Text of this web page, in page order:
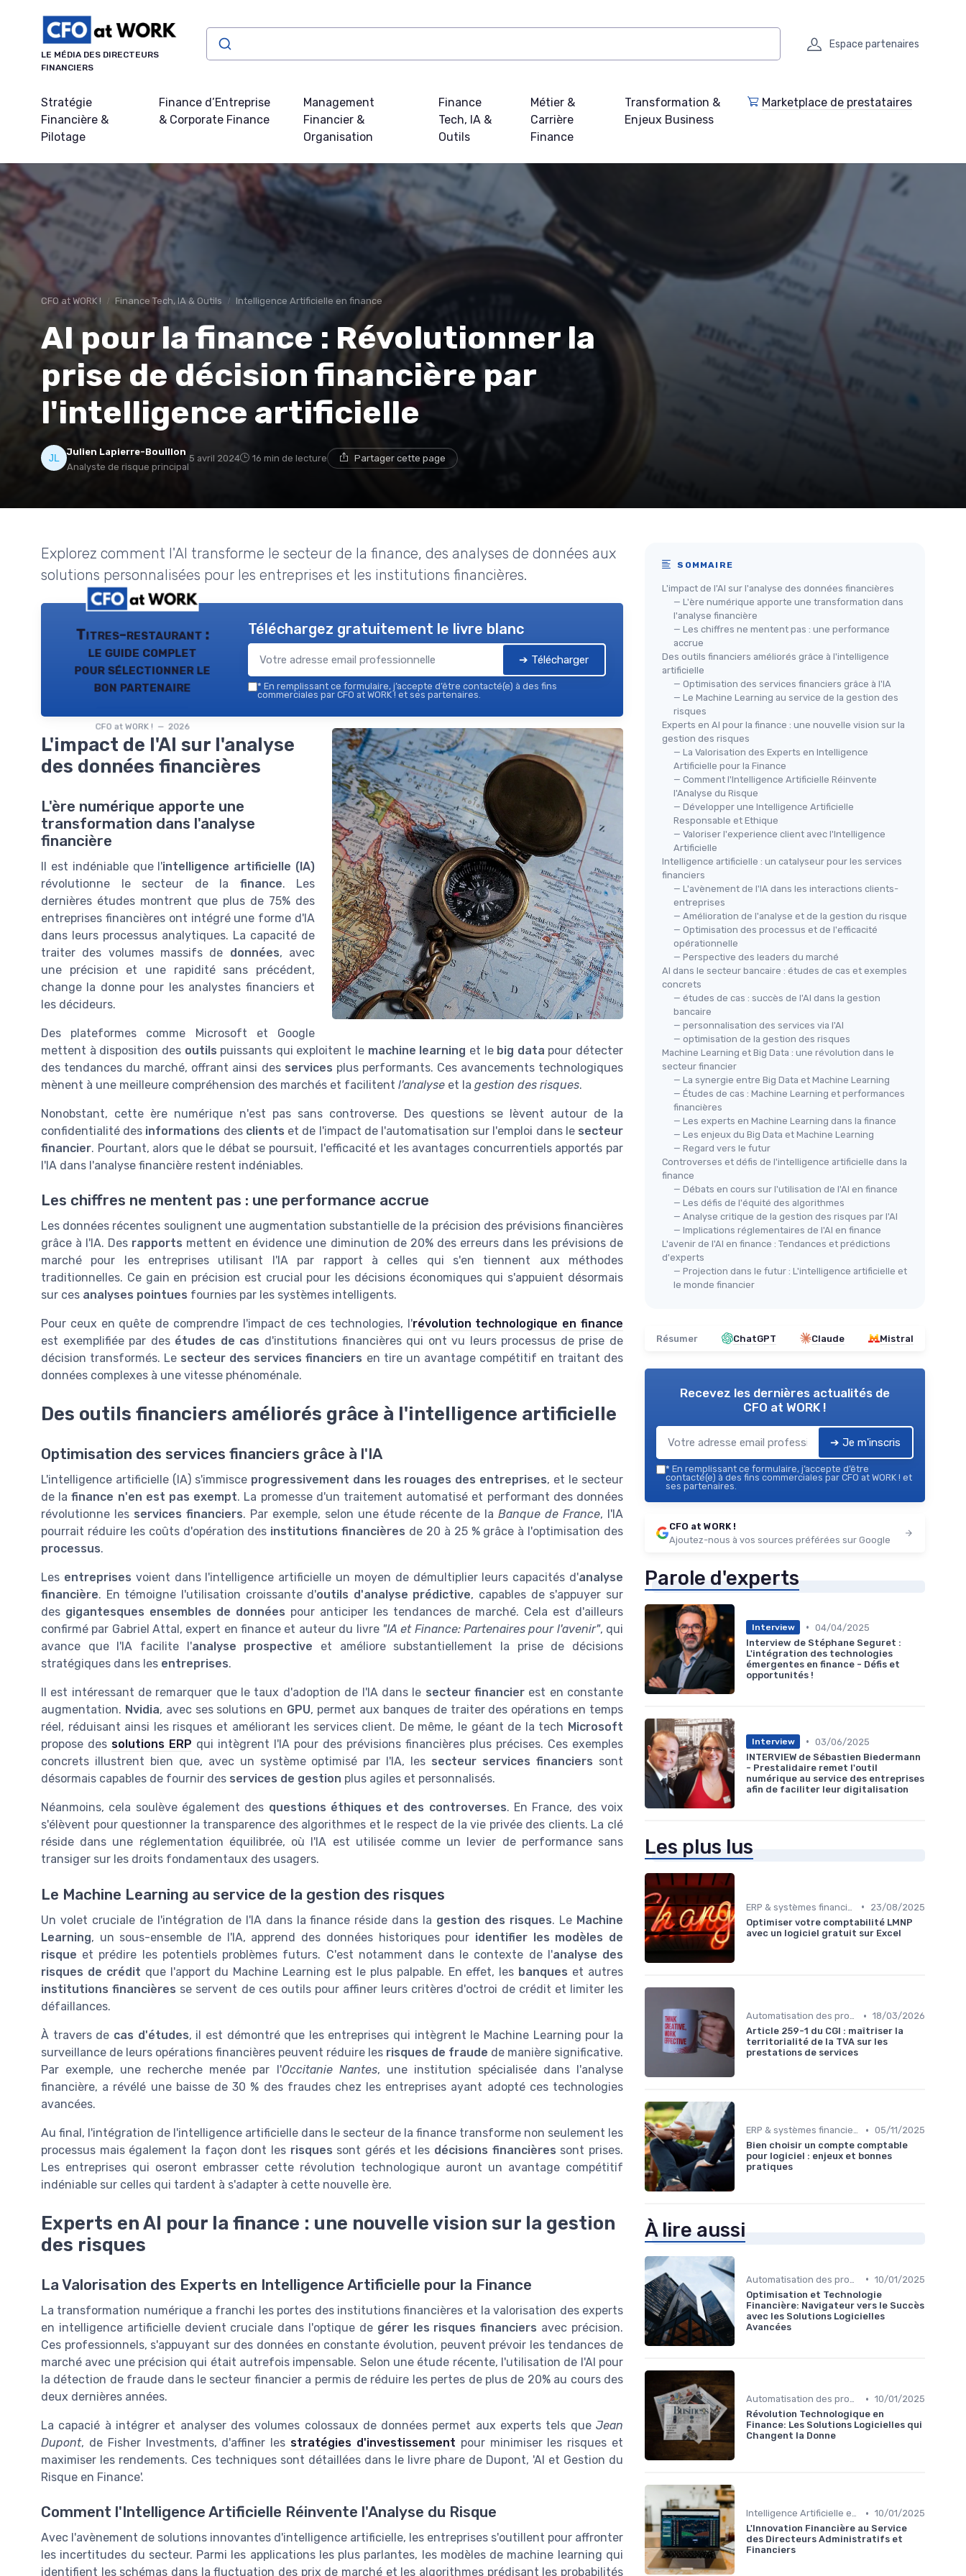
LE MÉDIA DES DIRECTEURS
FINANCIERS
Espace partenaires
Stratégie
Financière &
Pilotage
Finance d’Entreprise
& Corporate Finance
Management
Financier &
Organisation
Finance
Tech, IA &
Outils
Métier &
Carrière
Finance
Transformation &
Enjeux Business
Marketplace de prestataires
CFO at WORK ! Finance Tech, IA & Outils Intelligence Artificielle en finance
AI pour la finance : Révolutionner la
prise de décision financière par
l'intelligence artificielle
Julien Lapierre-Bouillon
Analyste de risque principal
5 avril 2024 16 min de lecture Partager cette page
Explorez comment l'AI transforme le secteur de la finance, des analyses de données aux
solutions personnalisées pour les entreprises et les institutions financières.
Titres-restaurant :
le guide complet
pour sélectionner le
bon partenaire
CFO at WORK ! — 2026
Téléchargez gratuitement le livre blanc
➔ Télécharger
* En remplissant ce formulaire, j’accepte d’être contacté(e) à des fins
commerciales par CFO at WORK ! et ses partenaires.
L'impact de l'AI sur l'analyse
des données financières
L'ère numérique apporte une
transformation dans l'analyse
financière
Il est indéniable que l'intelligence artificielle (IA)
révolutionne le secteur de la finance. Les
dernières études montrent que plus de 75% des
entreprises financières ont intégré une forme d'IA
dans leurs processus analytiques. La capacité de
traiter des volumes massifs de données, avec
une précision et une rapidité sans précédent,
change la donne pour les analystes financiers et
les décideurs.
Des plateformes comme Microsoft et Google
mettent à disposition des outils puissants qui exploitent le machine learning et le big data pour détecter
des tendances du marché, offrant ainsi des services plus performants. Ces avancements technologiques
mènent à une meilleure compréhension des marchés et facilitent l'analyse et la gestion des risques.
Nonobstant, cette ère numérique n'est pas sans controverse. Des questions se lèvent autour de la
confidentialité des informations des clients et de l'impact de l'automatisation sur l'emploi dans le secteur
financier. Pourtant, alors que le débat se poursuit, l'efficacité et les avantages concurrentiels apportés par
l'IA dans l'analyse financière restent indéniables.
Les chiffres ne mentent pas : une performance accrue
Les données récentes soulignent une augmentation substantielle de la précision des prévisions financières
grâce à l'IA. Des rapports mettent en évidence une diminution de 20% des erreurs dans les prévisions de
marché pour les entreprises utilisant l'IA par rapport à celles qui s'en tiennent aux méthodes
traditionnelles. Ce gain en précision est crucial pour les décisions économiques qui s'appuient désormais
sur ces analyses pointues fournies par les systèmes intelligents.
Pour ceux en quête de comprendre l'impact de ces technologies, l'révolution technologique en finance
est exemplifiée par des études de cas d'institutions financières qui ont vu leurs processus de prise de
décision transformés. Le secteur des services financiers en tire un avantage compétitif en traitant des
données complexes à une vitesse phénoménale.
Des outils financiers améliorés grâce à l'intelligence artificielle
Optimisation des services financiers grâce à l'IA
L'intelligence artificielle (IA) s'immisce progressivement dans les rouages des entreprises, et le secteur
de lafinance n'en est pas exempt. La promesse d'un traitement automatisé et performant des données
révolutionne les services financiers. Par exemple, selon une étude récente de la Banque de France, l'IA
pourrait réduire les coûts d'opération des institutions financières de 20 à 25 % grâce à l'optimisation des
processus.
Les entreprises voient dans l'intelligence artificielle un moyen de démultiplier leurs capacités d'analyse
financière. En témoigne l'utilisation croissante d'outils d'analyse prédictive, capables de s'appuyer sur
des gigantesques ensembles de données pour anticiper les tendances de marché. Cela est d'ailleurs
confirmé par Gabriel Attal, expert en finance et auteur du livre "IA et Finance: Partenaires pour l'avenir", qui
avance que l'IA facilite l'analyse prospective et améliore substantiellement la prise de décisions
stratégiques dans les entreprises.
Il est intéressant de remarquer que le taux d'adoption de l'IA dans le secteur financierest en constante
augmentation. Nvidia, avec ses solutions en GPU, permet aux banques de traiter des opérations en temps
réel, réduisant ainsi les risques et améliorant les services client. De même, le géant de la tech Microsoft
propose des solutions ERP qui intègrent l'IA pour des prévisions financières plus précises. Ces exemples
concrets illustrent bien que, avec un système optimisé par l'IA, les secteur services financiers sont
désormais capables de fournir des services de gestion plus agiles et personnalisés.
Néanmoins, cela soulève également des questions éthiques et des controverses. En France, des voix
s'élèvent pour questionner la transparence des algorithmes et le respect de la vie privée des clients. La clé
réside dans une réglementation équilibrée, où l'IA est utilisée comme un levier de performance sans
transiger sur les droits fondamentaux des usagers.
Le Machine Learning au service de la gestion des risques
Un volet cruciale de l'intégration de l'IA dans la finance réside dans la gestion des risques. Le Machine
Learning, un sous-ensemble de l'IA, apprend des données historiques pour identifier les modèles de
risque et prédire les potentiels problèmes futurs. C'est notamment dans le contexte de l'analyse des
risques de crédit que l'apport du Machine Learning est le plus palpable. En effet, les banques et autres
institutions financières se servent de ces outils pour affiner leurs critères d'octroi de crédit et limiter les
défaillances.
À travers de cas d'études, il est démontré que les entreprises qui intègrent le Machine Learning pour la
surveillance de leurs opérations financières peuvent réduire les risques de fraude de manière significative.
Par exemple, une recherche menée par l'Occitanie Nantes, une institution spécialisée dans l'analyse
financière, a révélé une baisse de 30 % des fraudes chez les entreprises ayant adopté ces technologies
avancées.
Au final, l'intégration de l'intelligence artificielle dans le secteur de la finance transforme non seulement les
processus mais également la façon dont les risques sont gérés et les décisions financières sont prises.
Les entreprises qui oseront embrasser cette révolution technologique auront un avantage compétitif
indéniable sur celles qui tardent à s'adapter à cette nouvelle ère.
Experts en AI pour la finance : une nouvelle vision sur la gestion
des risques
La Valorisation des Experts en Intelligence Artificielle pour la Finance
La transformation numérique a franchi les portes des institutions financières et la valorisation des experts
en intelligence artificielle devient cruciale dans l'optique de gérer les risques financiers avec précision.
Ces professionnels, s'appuyant sur des données en constante évolution, peuvent prévoir les tendances de
marché avec une précision qui était autrefois impensable. Selon une étude récente, l'utilisation de l'AI pour
la détection de fraude dans le secteur financier a permis de réduire les pertes de plus de 20% au cours des
deux dernières années.
La capacié à intégrer et analyser des volumes colossaux de données permet aux experts tels que Jean
Dupont, de Fisher Investments, d'affiner les stratégies d'investissement pour minimiser les risques et
maximiser les rendements. Ces techniques sont détaillées dans le livre phare de Dupont, 'AI et Gestion du
Risque en Finance'.
Comment l'Intelligence Artificielle Réinvente l'Analyse du Risque
Avec l'avènement de solutions innovantes d'intelligence artificielle, les entreprises s'outillent pour affronter
les incertitudes du secteur. Parmi les applications les plus parlantes, les modèles de machine learning qui
identifient les schémas dans la fluctuation des prix de marché et les algorithmes prédisant les probabilités
SOMMAIRE
L'impact de l'AI sur l'analyse des données financières
— L'ère numérique apporte une transformation dans
l'analyse financière
— Les chiffres ne mentent pas : une performance
accrue
Des outils financiers améliorés grâce à l'intelligence
artificielle
— Optimisation des services financiers grâce à l'IA
— Le Machine Learning au service de la gestion des
risques
Experts en AI pour la finance : une nouvelle vision sur la
gestion des risques
— La Valorisation des Experts en Intelligence
Artificielle pour la Finance
— Comment l'Intelligence Artificielle Réinvente
l'Analyse du Risque
— Développer une Intelligence Artificielle
Responsable et Ethique
— Valoriser l'experience client avec l'Intelligence
Artificielle
Intelligence artificielle : un catalyseur pour les services
financiers
— L'avènement de l'IA dans les interactions clients-
entreprises
— Amélioration de l'analyse et de la gestion du risque
— Optimisation des processus et de l'efficacité
opérationnelle
— Perspective des leaders du marché
AI dans le secteur bancaire : études de cas et exemples
concrets
— études de cas : succès de l'AI dans la gestion
bancaire
— personnalisation des services via l'AI
— optimisation de la gestion des risques
Machine Learning et Big Data : une révolution dans le
secteur financier
— La synergie entre Big Data et Machine Learning
— Études de cas : Machine Learning et performances
financières
— Les experts en Machine Learning dans la finance
— Les enjeux du Big Data et Machine Learning
— Regard vers le futur
Controverses et défis de l'intelligence artificielle dans la
finance
— Débats en cours sur l'utilisation de l'AI en finance
— Les défis de l'équité des algorithmes
— Analyse critique de la gestion des risques par l'AI
— Implications réglementaires de l'AI en finance
L'avenir de l'AI en finance : Tendances et prédictions
d'experts
— Projection dans le futur : L'intelligence artificielle et
le monde financier
Résumer ChatGPT Claude Mistral
Recevez les dernières actualités de
CFO at WORK !
➔ Je m'inscris
* En remplissant ce formulaire, j’accepte d’être
contacté(e) à des fins commerciales par CFO at WORK ! et
ses partenaires.
CFO at WORK !
Ajoutez-nous à vos sources préférées sur Google
Parole d'experts
Interview • 04/04/2025
Interview de Stéphane Seguret :
L'intégration des technologies
émergentes en finance - Défis et
opportunités !
Interview • 03/06/2025
INTERVIEW de Sébastien Biedermann
- Prestalidaire remet l'outil
numérique au service des entreprises
afin de faciliter leur digitalisation
Les plus lus
•
23/08/2025
Optimiser votre comptabilité LMNP
avec un logiciel gratuit sur Excel
Automatisation des processus financiers • 18/03/2026
Article 259-1 du CGI : maîtriser la
territorialité de la TVA sur les
prestations de services
ERP & systèmes financiers • 05/11/2025
Bien choisir un compte comptable
pour logiciel : enjeux et bonnes
pratiques
À lire aussi
• 10/01/2025
Optimisation et Technologie
Financière: Navigateur vers le Succès
avec les Solutions Logicielles
Avancées
Automatisation des processus financiers • 10/01/2025
Révolution Technologique en
Finance: Les Solutions Logicielles qui
Changent la Donne
Intelligence Artificielle en finance • 10/01/2025
L'Innovation Financière au Service
des Directeurs Administratifs et
Financiers